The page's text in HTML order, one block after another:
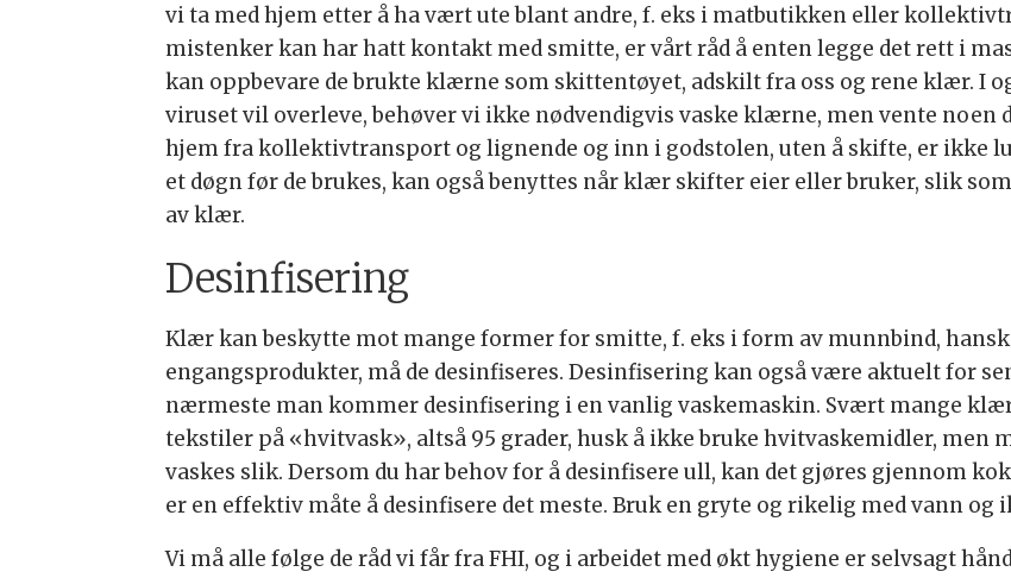
vi ta med hjem etter å ha vært ute blant andre, f. eks i matbutikken eller
mistenker kan har hatt kontakt med smitte, er vårt råd å enten legge det rett i
kan oppbevare de brukte klærne som skittentøyet, adskilt fra oss og rene klær. I
viruset vil overleve, behøver vi ikke nødvendigvis vaske klærne, men vente noen
hjem fra kollektivtransport og lignende og inn i godstolen, uten å skifte, er ikke
et døgn før de brukes, kan også benyttes når klær skifter eier eller bruker, slik
av klær.
Desinfisering
Klær kan beskytte mot mange former for smitte, f. eks i form av munnbind,
engangsprodukter, må de desinfiseres. Desinfisering kan også være aktuelt for
nærmeste man kommer desinfisering i en vanlig vaskemaskin. Svært mange klær
tekstiler på «hvitvask», altså 95 grader, husk å ikke bruke hvitvaskemidler,
vaskes slik. Dersom du har behov for å desinfisere ull, kan det gjøres gjennom
er en effektiv måte å desinfisere det meste. Bruk en gryte og rikelig med vann og
Vi må alle følge de råd vi får fra FHI, og i arbeidet med økt hygiene er selvsagt